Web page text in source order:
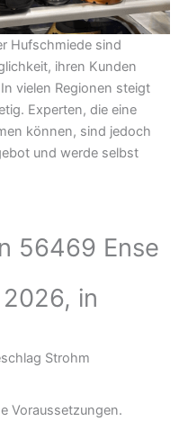
Hufschmiede sind
ihren Kunden
vielen Regionen steigt
Experten, die eine
können, sind jedoch
und werde selbst
56469 Ense
in
Strohm
Voraussetzungen.